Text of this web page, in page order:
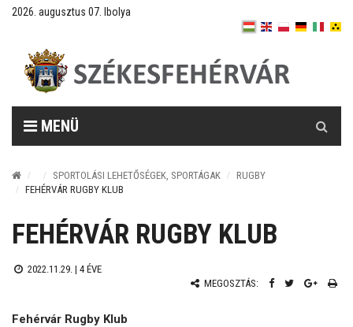
2026. augusztus 07. Ibolya
MENÜ
SPORTOLÁSI LEHETŐSÉGEK, SPORTÁGAK
RUGBY
FEHÉRVÁR RUGBY KLUB
FEHÉRVÁR RUGBY KLUB
2022.11.29. | 4 ÉVE
MEGOSZTÁS:
Fehérvár Rugby Klub